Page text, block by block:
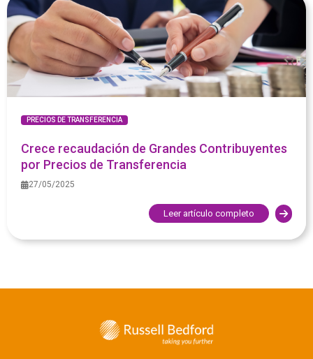
PRECIOS DE TRANSFERENCIA
Crece recaudación de Grandes Contribuyentes
por Precios de Transferencia
27/05/2025
Leer artículo completo